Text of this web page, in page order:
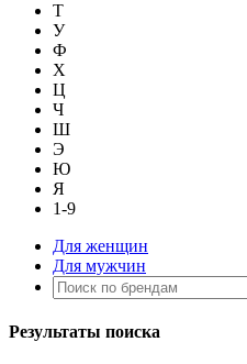
Т
У
Ф
Х
Ц
Ч
Ш
Э
Ю
Я
1-9
Для женщин
Для мужчин
Результаты поиска